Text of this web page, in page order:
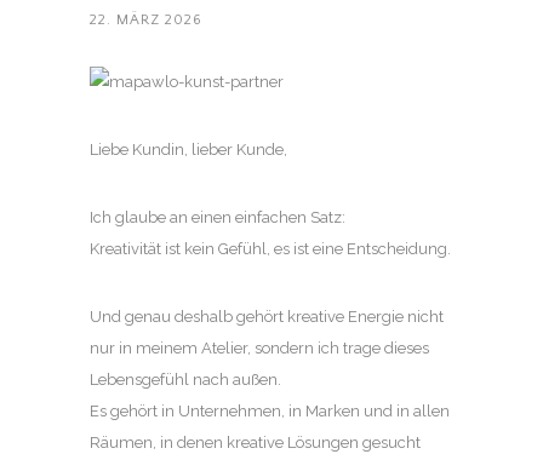
22. MÄRZ 2026
Liebe Kundin, lieber Kunde,
Ich glaube an einen einfachen Satz:
Kreativität ist kein Gefühl, es ist eine Entscheidung.
Und genau deshalb gehört kreative Energie nicht
nur in meinem Atelier, sondern ich trage dieses
Lebensgefühl nach außen.
Es gehört in Unternehmen, in Marken und in allen
Räumen, in denen kreative Lösungen gesucht